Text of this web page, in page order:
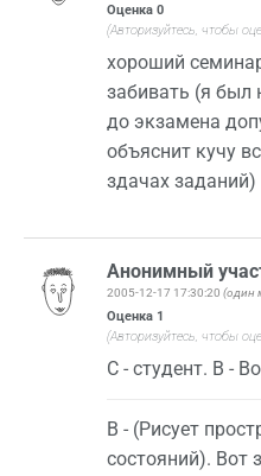
Оценка 0
(Авторизуйтесь, чтобы
хороший
забивать (я был
до экзамена
объяснит кучу
здачах заданий)
Анонимный
2005-12-17 17:30:20 (один
Оценка 1
(Авторизуйтесь, чтобы
C - студент. В -
В - (Рисует
состояний). Вот